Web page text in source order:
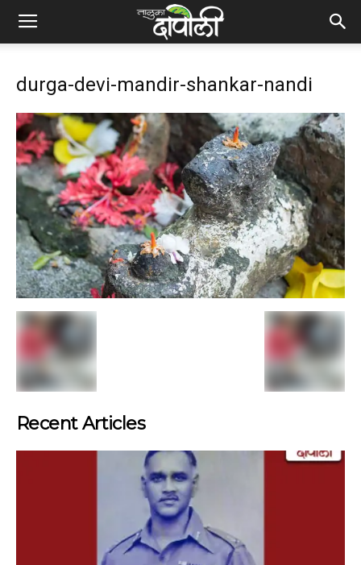
durga-devi-mandir-shankar-nandi
Recent Articles